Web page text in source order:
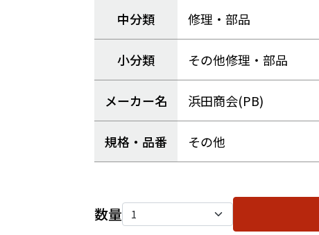
中分類 修理・部品
小分類 その他修理・部品
メーカー名 浜田商会(PB)
規格・品番 その他
数量